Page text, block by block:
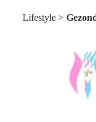
Lifestyle>